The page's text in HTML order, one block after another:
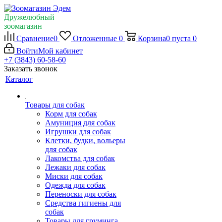
Дружелюбный
зоомагазин
Сравнение0 Отложенные 0 Корзина0 пуста 0
ВойтиМой кабинет
+7 (3843) 60-58-60
Заказать звонок
Каталог
Товары для собак
Корм для собак
Амуниция для собак
Игрушки для собак
Клетки, будки, вольеры
для собак
Лакомства для собак
Лежаки для собак
Миски для собак
Одежда для собак
Переноски для собак
Средства гигиены для
собак